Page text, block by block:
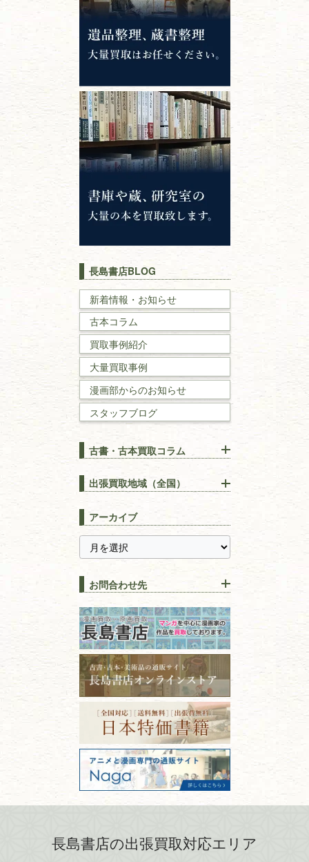
専門書・ 学術書
哲学書・思想書
心理学・倫理学
仏教書
神道・神社仏閣
イスラム教
キリスト教
世界史・
戦記・戦史
国文学・
理工書
数学書・物理学書
建築書
漢方・鍼灸・東洋医学
易学・占い
スピリチュアル・ 精神世界
全集・
趣味・教養
書道
拓本・法帖・碑帖
篆刻・印譜
書道具
美術書・アート本・
デザイン本
カメラ・撮影術
版画・リトグラフ・
刀剣・鎧・甲冑
長島書店BLOG
新着情報・お知らせ
古本コラム
買取事例紹介
大量買取事例
漫画部からのお知らせ
スタッフブログ
古書・古本買取コラム
【出張買取】古本の大量買取
りOK！効率的に売る方法
長島書店の便利な買取サービ
ス
【持ち込み買取】店頭で簡単
に古本を売るメリットとは？
古本を高く売る方法！買取で
上手な売り方のコツを解説
古本の保管方法と劣化する原
因！適切な管理で長持ちさせ
るコツ
古本は汚れていると買取でき
ない？適切な保管方法とクリ
ーニング！
ISBNコードとは？書籍の識別
番号の意味と役割を解説
価値ある古書を売るポイント
と注意点
出張買取地域（全国）
千葉県
神奈川県
静岡県
山梨県
新潟県
長野県
愛知県
石川県
福井県
福島県
富山県
青森県
岩手県
宮城県
秋田県
山形県
岐阜県
三重県
滋賀県
京都府
大阪府
兵庫県
奈良県
島根県
岡山県
アーカイブ
お問合わせ先
古本買取専門店 長島書店
〒101-0051
東京都千代田区神田神保町2-5-1
フリーダイヤル：0120-414-548
電話：03-3512-8115
FAX：03-3512-8116
古物商許可：東京都公安委員会 第
301028901712号
古物商名称：有限会社長島書店
長島書店の出張買取対応エリア